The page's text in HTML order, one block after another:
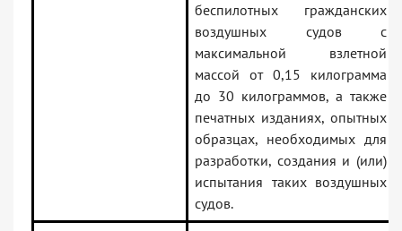
беспилотных гражданских
воздушных судов с
максимальной взлетной
массой от 0,15 килограмма
до 30 килограммов, а также
печатных изданиях, опытных
образцах, необходимых для
разработки, создания и (или)
испытания таких воздушных
судов.